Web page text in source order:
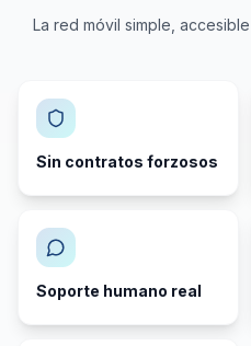
La red móvil simple,
Sin contratos forzosos
Soporte humano real